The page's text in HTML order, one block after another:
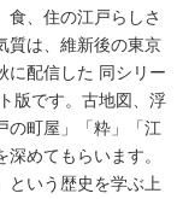
食、住の江戸らしさ
質は、維新後の東京
に配信した 同シリー
版です。古地図、浮
の町屋」「粋」「江
めてもらいます。
という歴史を学ぶ上